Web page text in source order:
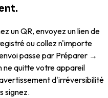
un QR, envoyez un lien de
ou collez n'importe
passe par Préparer →
quitte votre appareil
d'irréversibilité
signez.